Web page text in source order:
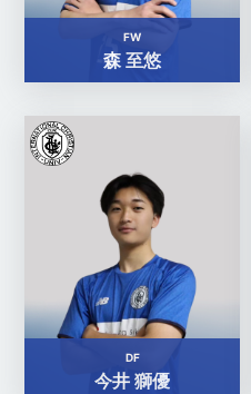
FW
森 至悠
DF
今井 獅優